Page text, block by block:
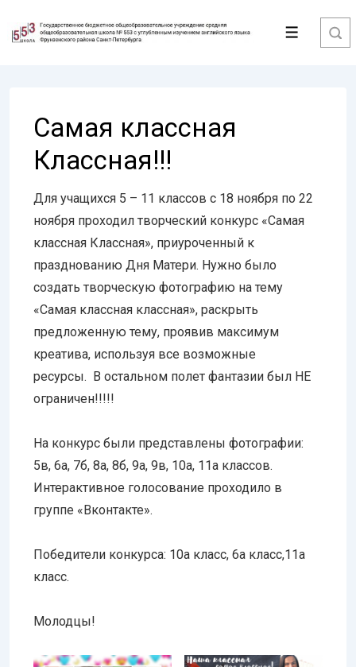
Перейти
Меню
Самая классная
Классная!!!
Для учащихся 5 – 11 классов с 18 ноября по 22
ноября проходил творческий конкурс «Самая
классная Классная», приуроченный к
празднованию Дня Матери. Нужно было
создать творческую фотографию на тему
«Самая классная классная», раскрыть
предложенную тему, проявив максимум
креатива, используя все возможные
ресурсы. В остальном полет фантазии был НЕ
ограничен!!!!!
На конкурс были представлены фотографии:
5в, 6а, 7б, 8а, 8б, 9а, 9в, 10а, 11а классов.
Интерактивное голосование проходило в
группе «Вконтакте».
Победители конкурса: 10а класс, 6а класс,11а
класс.
Молодцы!